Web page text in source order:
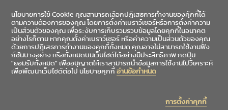
สายตรงผู้อำนวยการ
เข้าสู่ระบบ
นโยบายการใช้ Cookie คุณสามารถเลือกปฏิเสธการทำงานของคุ้กกี้ได้
ตามความต้องการของคุณ โดยการตั้งค่าเบราว์เซอร์หรือการตั้งค่าความ
เป็นส่วนตัวของคุณ เพื่อระงับการเก็บรวมรวบข้อมูลโดยคุกกี้ในอนาคต
อย่างไรก็ตาม หากคุณตั้งค่าเบราว์เซอร์ หรือค่าความเป็นส่วนตัวของคุณ
ด้วยการปฎิเสธการทำงานของคุกกี้ทั้งหมด คุณอาจไม่สามารถใช้งานฟัง
ก์ชั่นบางอย่าง หรือทั้งหมดบนเว็บไซต์ได้อย่างมีประสิทธิภาพ กดปุ่ม
"ยอมรับทั้งหมด" เพื่ออนุญาตให้เราสามารถนำข้อมูลการใช้งานไปวิเคราะห์
เพื่อพัฒนาเว็บไซต์ต่อไป นโยบายคุกกี้อ่านข้อกำหนด
การตั้งค่าคุกกี้